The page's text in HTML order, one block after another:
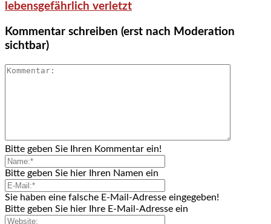
lebensgefährlich verletzt
Kommentar schreiben (erst nach Moderation
sichtbar)
Bitte geben Sie Ihren Kommentar ein!
Bitte geben Sie hier Ihren Namen ein
Sie haben eine falsche E-Mail-Adresse eingegeben!
Bitte geben Sie hier Ihre E-Mail-Adresse ein